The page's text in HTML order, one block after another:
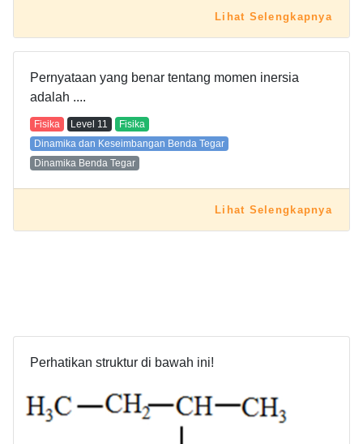
Lihat Selengkapnya
Pernyataan yang benar tentang momen inersia
adalah ....
Fisika Level 11
Fisika
Dinamika dan Keseimbangan Benda Tegar
Dinamika Benda Tegar
Lihat Selengkapnya
Perhatikan struktur di bawah ini!